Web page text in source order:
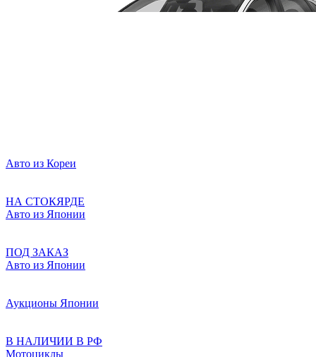
Авто из Кореи
НА СТОКЯРДЕ
Авто из Японии
ПОД ЗАКАЗ
Авто из Японии
Аукционы Японии
В НАЛИЧИИ В РФ
Мотоциклы